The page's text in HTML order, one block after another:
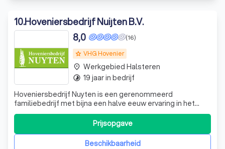
10.Hoveniersbedrijf Nuijten B.V.
grade VHG Hovenier
(16)
8,0
Hoveniersbedrijf Nuyten is een gerenommeerd
familiebedrijf met bijna een halve eeuw ervaring in het
vakkundig aanleggen en onderhouden van tuinen en
andere groenobjecten. Onze passie voor groen en onze
toewijding aan kwaliteit zijn de drijvende krachten achter
onze dienstverlening. Wij bieden een br
Beschikbaarheid
Prijsopgave
place Werkgebied Halsteren
timelapse 19 jaar in bedrijf